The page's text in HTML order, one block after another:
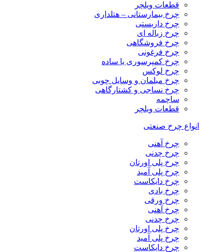
قطعات ویلچر
چرخ بیمارستانی – هتلداری
چرخ داربستی
چرخ زباله ای
چرخ فروشگاهی
چرخ فرغونی
چرخ کمپرسوری یا ساده
چرخ لوکس
چرخ مبلمان و وسایل چوبی
چرخ نساجی و کشتارگاهی
ساچمه
قطعات ویلچر
انواع چرخ صنعتی
چرخ آهنی
چرخ چدنی
چرخ پلی اورتان
چرخ پلی آمید
چرخ دایکاست
چرخ بادی
چرخ ورقی
چرخ آهنی
چرخ چدنی
چرخ پلی اورتان
چرخ پلی آمید
چرخ دایکاست